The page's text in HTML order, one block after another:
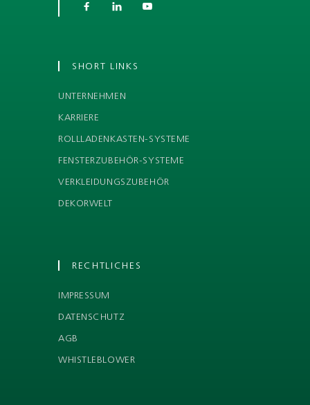
  
SHORT LINKS
UNTERNEHMEN
KARRIERE
ROLLLADENKASTEN-SYSTEME
FENSTERZUBEHÖR-SYSTEME
VERKLEIDUNGSZUBEHÖR
DEKORWELT
RECHTLICHES
IMPRESSUM
DATENSCHUTZ
AGB
WHISTLEBLOWER